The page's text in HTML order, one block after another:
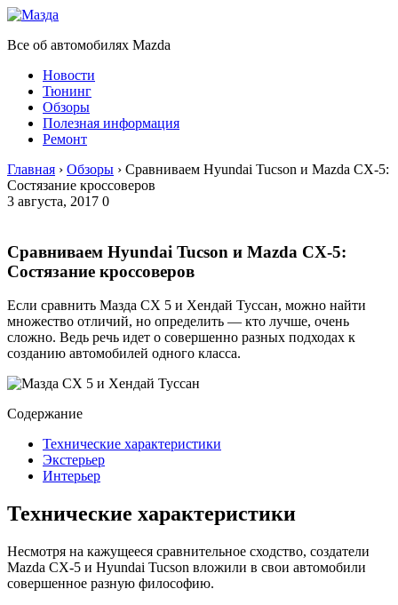
Все об автомобилях Mazda
Новости
Тюнинг
Обзоры
Полезная информация
Ремонт
Главная › Обзоры › Сравниваем Hyundai Tucson и Mazda CX-5:
Состязание кроссоверов
3 августа, 2017 0
Сравниваем Hyundai Tucson и Mazda CX-5:
Состязание кроссоверов
Если сравнить Мазда СХ 5 и Хендай Туссан, можно найти
множество отличий, но определить — кто лучше, очень
сложно. Ведь речь идет о совершенно разных подходах к
созданию автомобилей одного класса.
Содержание
Технические характеристики
Экстерьер
Интерьер
Технические характеристики
Несмотря на кажущееся сравнительное сходство, создатели
Mazda CX-5 и Hyundai Tucson вложили в свои автомобили
совершенное разную философию.